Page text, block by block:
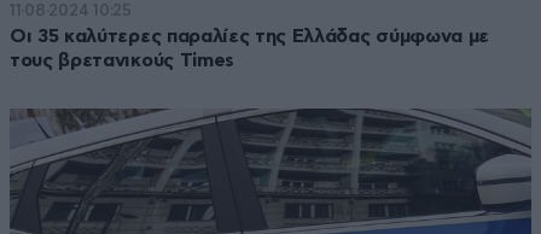
11·08·2024 10:25
Oι 35 καλύτερες παραλίες της Ελλάδας σύμφωνα με
τους βρετανικούς Times